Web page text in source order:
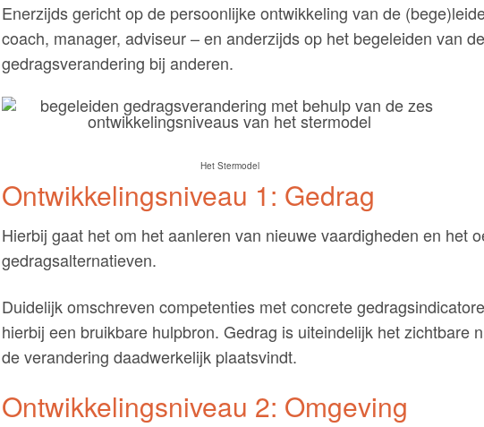
Enerzijds gericht op de persoonlijke ontwikkeling van de
coach, manager, adviseur – en anderzijds op het begeleiden van de
gedragsverandering bij anderen.
Het Stermodel
Ontwikkelingsniveau 1: Gedrag
Hierbij gaat het om het aanleren van nieuwe vaardigheden en het
gedragsalternatieven.
Duidelijk omschreven competenties met concrete
hierbij een bruikbare hulpbron. Gedrag is uiteindelijk het zichtbare
de verandering daadwerkelijk plaatsvindt.
Ontwikkelingsniveau 2: Omgeving